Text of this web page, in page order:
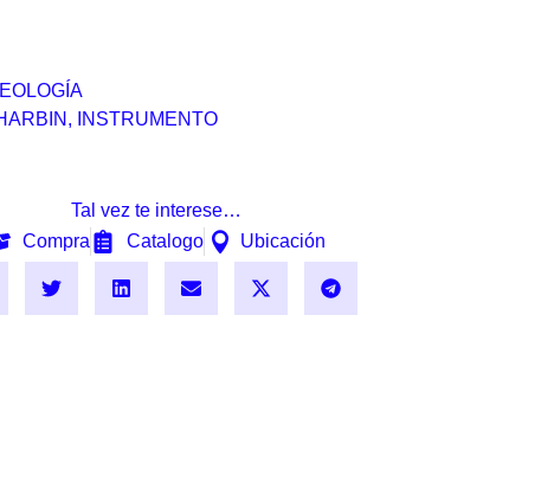
,
INSTRUMENTO
Tal vez te interese…
Compra
Catalogo Ubicación